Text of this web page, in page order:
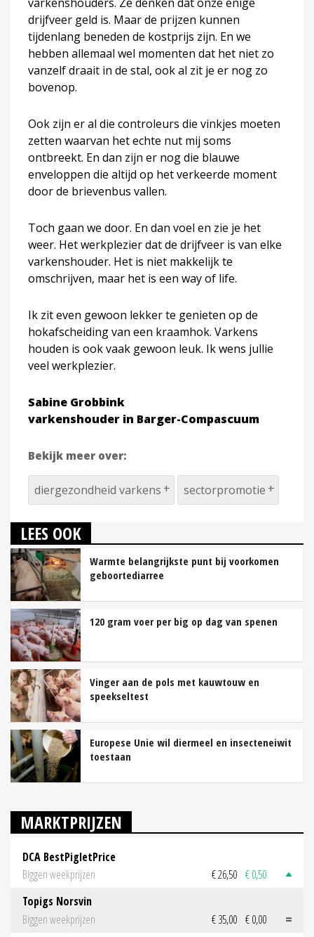
drijfveer geld is. Maar de prijzen kunnen
tijdenlang beneden de kostprijs zijn. En we
hebben allemaal wel momenten dat het niet zo
vanzelf draait in de stal, ook al zit je er nog zo
bovenop.
Ook zijn er al die controleurs die vinkjes moeten
zetten waarvan het echte nut mij soms
ontbreekt. En dan zijn er nog die blauwe
enveloppen die altijd op het verkeerde moment
door de brievenbus vallen.
Toch gaan we door. En dan voel en zie je het
weer. Het werkplezier dat de drijfveer is van elke
varkenshouder. Het is niet makkelijk te
omschrijven, maar het is een way of life.
Ik zit even gewoon lekker te genieten op de
hokafscheiding van een kraamhok. Varkens
houden is ook vaak gewoon leuk. Ik wens jullie
veel werkplezier.
Sabine Grobbink
varkenshouder in Barger-Compascuum
Bekijk meer over:
diergezondheid varkens sectorpromotie
LEES OOK
Warmte belangrijkste punt bij voorkomen
geboortediarree
120 gram voer per big op dag van spenen
Vinger aan de pols met kauwtouw en
speekseltest
Europese Unie wil diermeel en insecteneiwit
toestaan
MARKTPRIJZEN
DCA BestPigletPrice
Biggen weekprijzen
€ 26,50 € 0,50
Topigs Norsvin
Biggen weekprijzen
€ 35,00 € 0,00